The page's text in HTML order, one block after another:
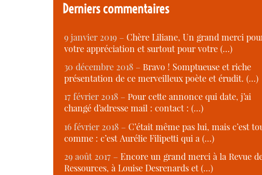
Derniers commentaires
9 janvier 2019 – Chère Liliane, Un grand merci
votre appréciation et surtout pour votre (…)
30 décembre 2018 – Bravo ! Somptueuse et riche
présentation de ce merveilleux poète et érudit. (…)
17 février 2018 – Pour cette annonce qui date, j’ai
changé d’adresse mail : contact : (…)
16 février 2018 – C’était même pas lui, mais c’est
comme : c’est Aurélie Filipetti qui a (…)
29 août 2017 – Encore un grand merci à la Revue
Ressources, à Louise Desrenards et (…)